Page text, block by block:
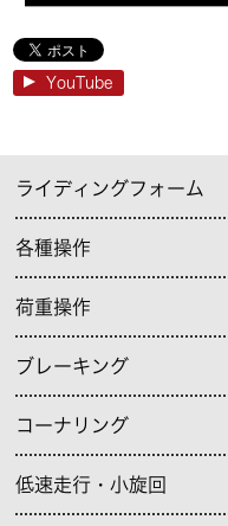
YouTube
ライディングフォーム
各種操作
荷重操作
ブレーキング
コーナリング
低速走行・小旋回